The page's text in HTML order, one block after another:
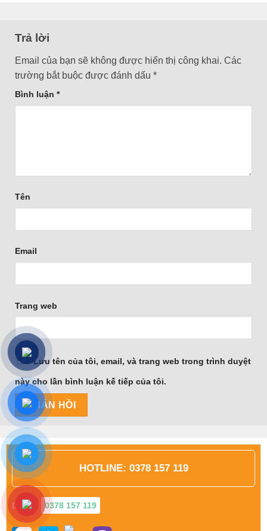
Trả lời
Email của bạn sẽ không được hiển thị công khai. Các
trường bắt buộc được đánh dấu *
Bình luận *
Tên
Email
Trang web
Lưu tên của tôi, email, và trang web trong trình duyệt
này cho lần bình luận kế tiếp của tôi.
HOTLINE: 0378 157 119
Dũng 0378 157 119